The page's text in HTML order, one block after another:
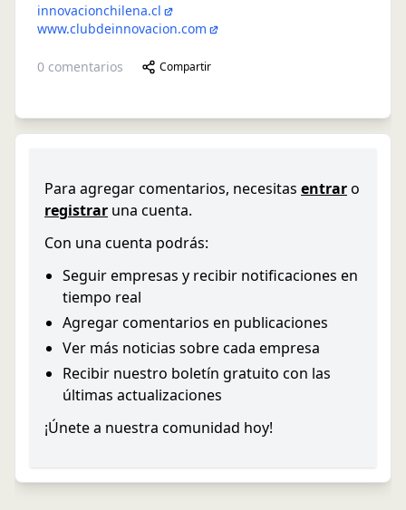
innovacionchilena.cl
www.clubdeinnovacion.com
0 comentarios Compartir
Para agregar comentarios, necesitas entraro
registrar una cuenta.
Con una cuenta podrás:
Seguir empresas y recibir notificaciones en
tiempo real
Agregar comentarios en publicaciones
Ver más noticias sobre cada empresa
Recibir nuestro boletín gratuito con las
últimas actualizaciones
¡Únete a nuestra comunidad hoy!